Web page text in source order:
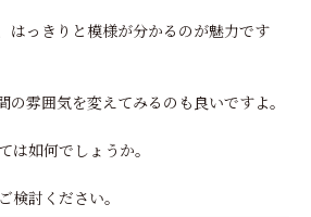
はっきりと模様が分かるのが魅力です
の雰囲気を変えてみるのも良いですよ。
は如何でしょうか。
検討ください。